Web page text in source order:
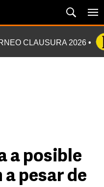
CLAUSURA 2026
a posible
pesar de